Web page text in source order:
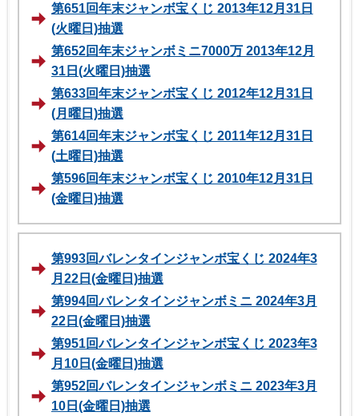
第651回年末ジャンボ宝くじ 2013年12月31日
(火曜日)抽選
第652回年末ジャンボミニ7000万 2013年12月
31日(火曜日)抽選
第633回年末ジャンボ宝くじ 2012年12月31日
(月曜日)抽選
第614回年末ジャンボ宝くじ 2011年12月31日
(土曜日)抽選
第596回年末ジャンボ宝くじ 2010年12月31日
(金曜日)抽選
第993回バレンタインジャンボ宝くじ 2024年3
月22日(金曜日)抽選
第994回バレンタインジャンボミニ 2024年3月
22日(金曜日)抽選
第951回バレンタインジャンボ宝くじ 2023年3
月10日(金曜日)抽選
第952回バレンタインジャンボミニ 2023年3月
10日(金曜日)抽選